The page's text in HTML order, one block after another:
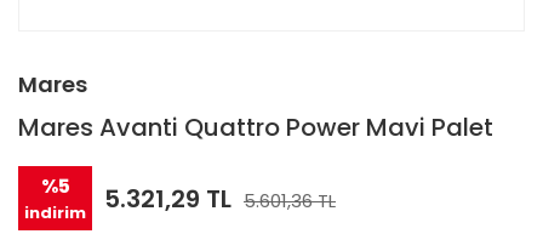
Mares
Mares Avanti Quattro Power Mavi Palet
%5
indirim 5.321,29 TL 5.601,36 TL